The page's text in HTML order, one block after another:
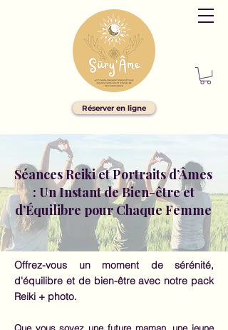
Réserver en ligne
Séances Reiki et Portraits d’Âmes
: Un Instant de Bien-être et
d’Équilibre pour Chaque Femme
Offrez-vous un moment de sérénité,
d'équilibre et de bien-être avec notre pack
Reiki + photo.